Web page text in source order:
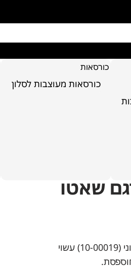
כורסאות
כורסאות מעוצבות לסלון
שאטו
שולחן אוכל דגם שאטו אלכסוני (10-00019) עשוי